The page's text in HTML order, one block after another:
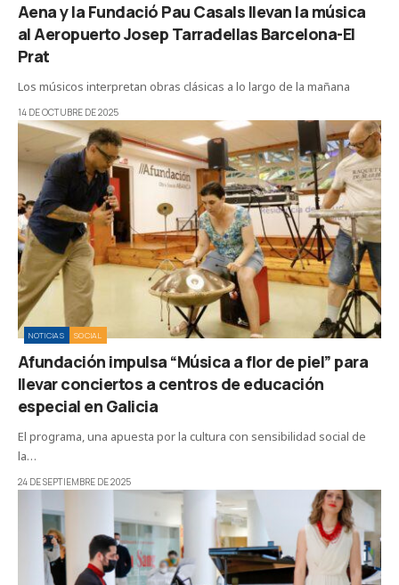
Aena y la Fundació Pau Casals llevan la música
al Aeropuerto Josep Tarradellas Barcelona-El
Prat
Los músicos interpretan obras clásicas a lo largo de la mañana
14 DE OCTUBRE DE 2025
NOTICIAS SOCIAL
Afundación impulsa “Música a flor de piel” para
llevar conciertos a centros de educación
especial en Galicia
El programa, una apuesta por la cultura con sensibilidad social de
la…
24 DE SEPTIEMBRE DE 2025